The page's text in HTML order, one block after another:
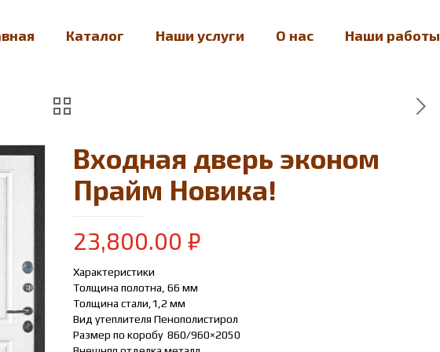
Каталог Наши услуги О нас Наши работы
Входная дверь эконом
Прайм Новика!
23,800.00₽
Характеристики
Толщина полотна, 66 мм
Толщина стали,1,2 мм
Вид утеплителя Пенополистирол
Размер по коробу 860/960×2050